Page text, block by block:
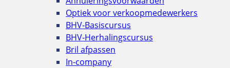
Optiek voor verkoopmedewerkers
BHV-Basiscursus
BHV-Herhalingscursus
Bril afpassen
In-company